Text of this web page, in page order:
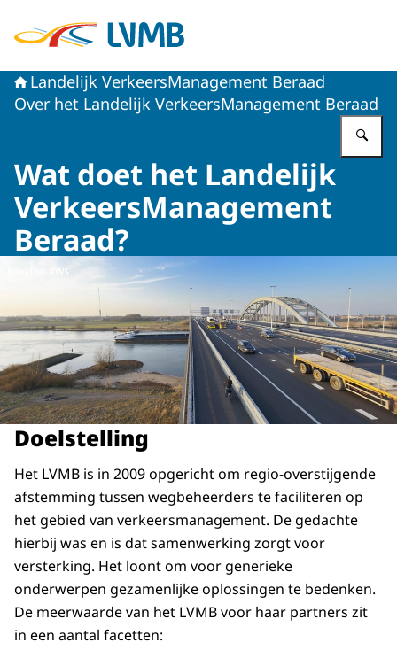
Landelijk VerkeersManagement Beraad
Over het Landelijk VerkeersManagement Beraad
Wat doet het Landelijk
VerkeersManagement
Beraad?
Beeld: © RWS
Doelstelling
Het LVMB is in 2009 opgericht om regio-overstijgende
afstemming tussen wegbeheerders te faciliteren op
het gebied van verkeersmanagement. De gedachte
hierbij was en is dat samenwerking zorgt voor
versterking. Het loont om voor generieke
onderwerpen gezamenlijke oplossingen te bedenken.
De meerwaarde van het LVMB voor haar partners zit
in een aantal facetten: